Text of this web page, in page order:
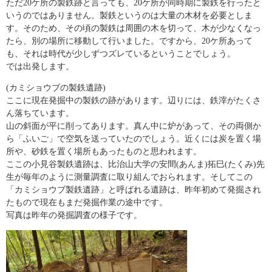
ただ20ケ所の製鉄跡と言っても、20ケ所が同時期に製鉄を行ったと
いうのではありません。製鉄というのは大量の木材を必要としま
す。そのため、その頃の製鉄は周囲の木を切って、木が少なくなっ
たら、別の場所に移動して行いました。ですから、20ケ所あって
も、それは時代が少しずつズレているということでしょう。
では出発します。
(カミショウブの製鉄遺跡)
ここに現在発掘中の製鉄の跡があります。辺りには、鉄滓がたくさ
ん落ちています。
山の斜面が平に削ってあります。真ん中に炉があって、その両側か
ら「ふいご」で空気を送っていたのでしょう。近くには炭を置く場
所や、砂鉄を置く場所もあったものと思われます。
ここの小見谷製鉄遺跡は、比治山大学の安間(あんま)拓巳(たくみ)先
生が毎年のように測量調査に取り組んでおられます。そしてこの
「カミショウブ製鉄遺跡」と呼ばれる遺跡は、昨年初めて発掘され
たもので現在もまだ発掘作業の途中です。
写真は昨年の発掘調査の様子です。